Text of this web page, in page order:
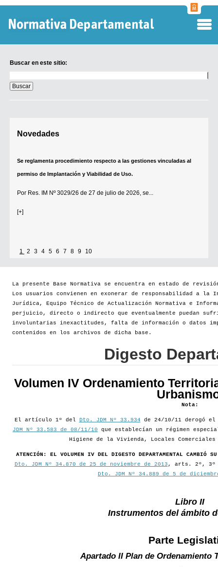
Buscar en este sitio:
en
este
sitio:
Novedades
Se reglamenta procedimiento respecto a las gestiones vinculadas al
permiso de Implantación y Viabilidad de Uso.
Por Res. IM Nº 3029/26 de 27 de julio de 2026, se...
[+]
1 2 3 4 5 6 7 8 9 10
La presente Base Normativa se encuentra en estado de
Los usuarios convienen en exonerar de responsabilidad a la
Jurídica, Equipo Técnico de Actualización Normativa e
perjuicio, directo o indirecto que eventualmente puedan
involuntarias inexactitudes, falta de información o datos
contenidos en los archivos de dicha base.
Digesto
Volumen IV Ordenamiento
Nota:
El artículo 1º del Dto. JDM Nº 33.934 de 24/10/11 derogó
JDM Nº 33.583 de 08/11/10 que establecían un régimen
Higiene de la Vivienda, Locales
ATENCIÓN: EL VOLUMEN IV DEL DIGESTO DEPARTAMENTAL CAMBIÓ
Dto. JDM Nº 34.870 de 25 de noviembre de 2013 , arts. 2º, 3º
Dto. JDM Nº 34.889 de 5 de
Libro II
Instrumentos del ámbito
Parte
Apartado II Plan de Ordenamiento